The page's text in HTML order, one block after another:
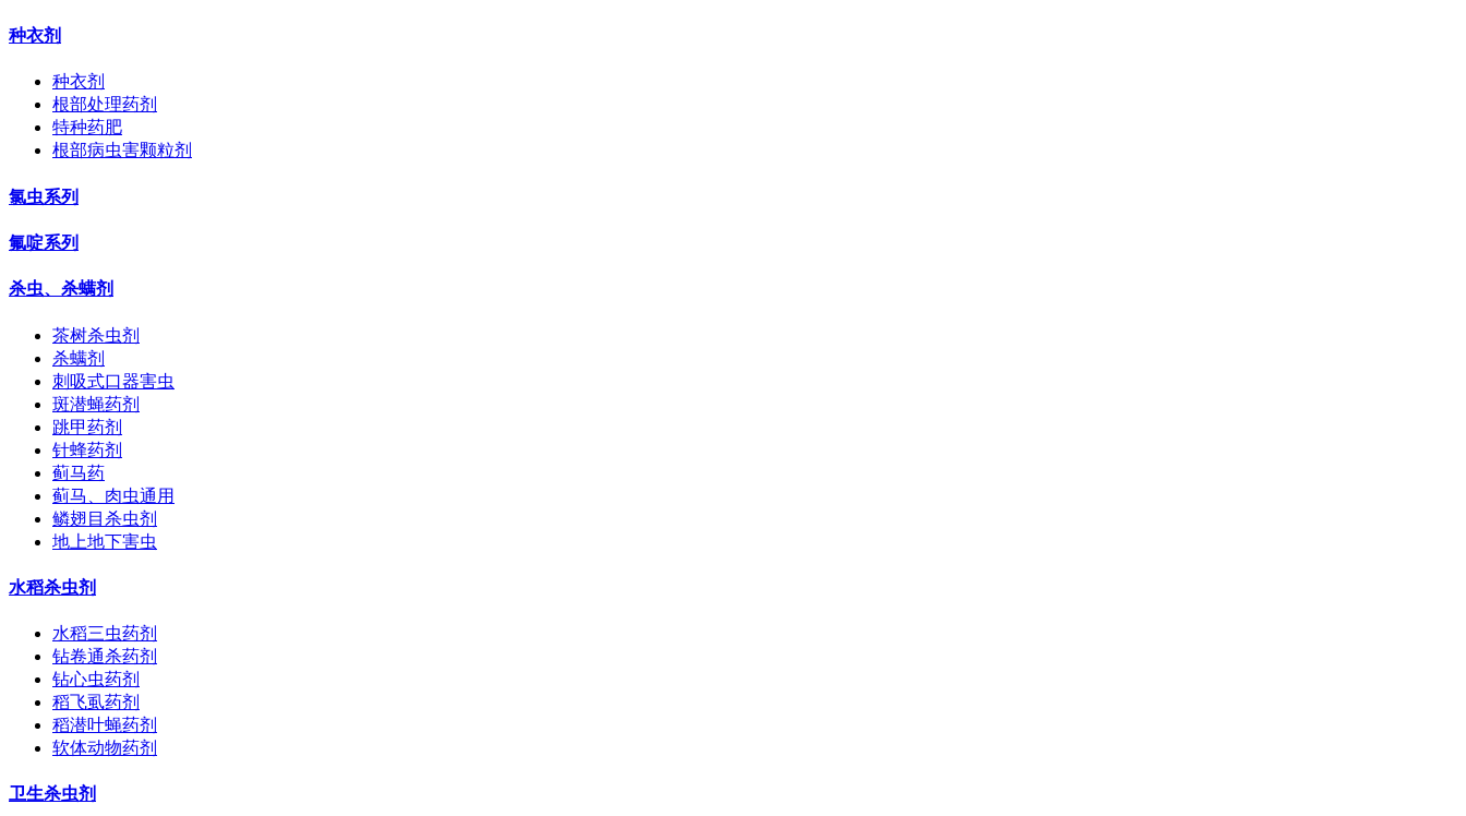
种衣剂
种衣剂
根部处理药剂
特种药肥
根部病虫害颗粒剂
氯虫系列
氟啶系列
杀虫、杀螨剂
茶树杀虫剂
杀螨剂
刺吸式口器害虫
斑潜蝇药剂
跳甲药剂
针蜂药剂
蓟马药
蓟马、肉虫通用
鳞翅目杀虫剂
地上地下害虫
水稻杀虫剂
水稻三虫药剂
钻卷通杀药剂
钻心虫药剂
稻飞虱药剂
稻潜叶蝇药剂
软体动物药剂
卫生杀虫剂